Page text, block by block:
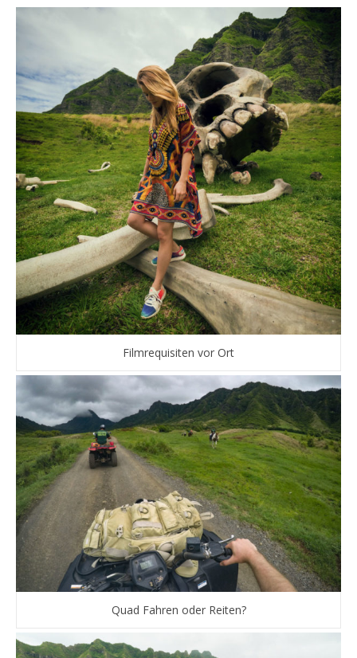
Filmrequisiten vor Ort
Quad Fahren oder Reiten?